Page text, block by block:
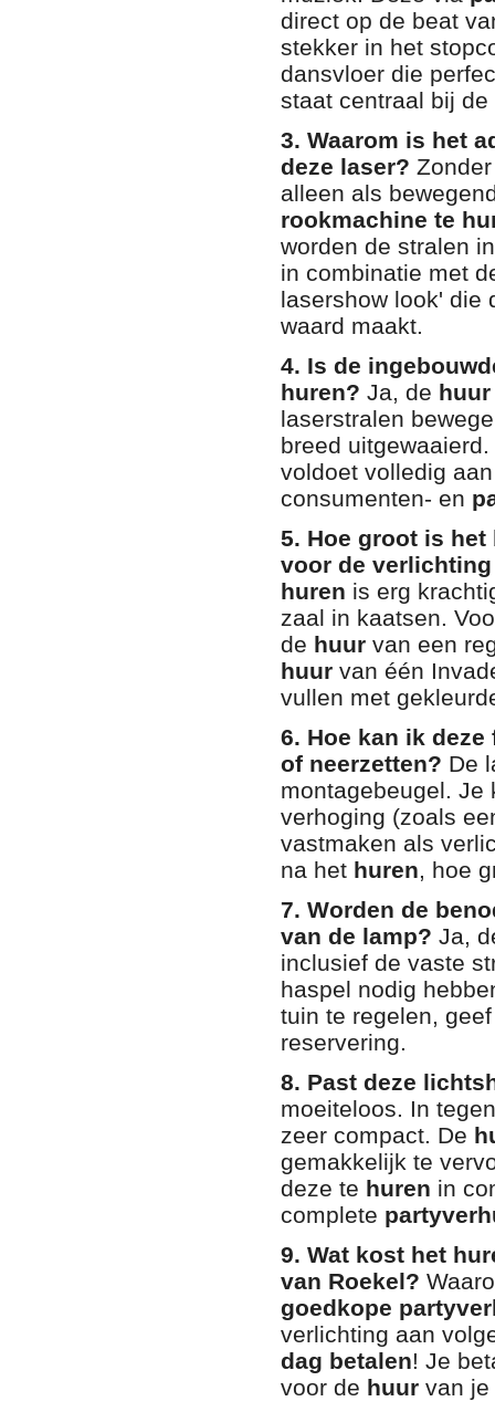
direct op de beat
stekker in het
dansvloer die
staat centraal bij de
3. Waarom is het
deze laser?
alleen als
rookmachine te
worden de stralen
in combinatie met
lasershow look' die
waard maakt.
4. Is de
huren? Ja, de huur
laserstralen
breed
voldoet volledig
consumenten- en
5. Hoe groot is
voor de
huren is erg
zaal in kaatsen.
de huur van een
huur van één
vullen met
6. Hoe kan ik
of neerzetten? De
montagebeugel.
verhoging (zoals
vastmaken als
na het huren, hoe
7. Worden de
van de lamp? Ja,
inclusief de vaste
haspel nodig
tuin te regelen,
reservering.
8. Past deze
moeiteloos. In
zeer compact. De
gemakkelijk te
deze te huren in
complete
9. Wat kost het
van Roekel?
goedkope
verlichting aan
dag betalen! Je
voor de huur van je